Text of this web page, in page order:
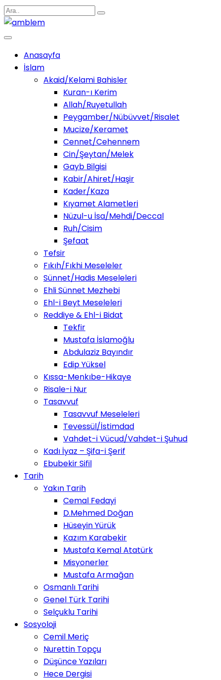
Anasayfa
İslam
Akaid/Kelami Bahisler
Kuran-ı Kerim
Allah/Ruyetullah
Peygamber/Nübüvvet/Risalet
Mucize/Keramet
Cennet/Cehennem
Cin/Şeytan/Melek
Gayb Bilgisi
Kabir/Ahiret/Haşir
Kader/Kaza
Kıyamet Alametleri
Nüzul-u İsa/Mehdi/Deccal
Ruh/Cisim
Şefaat
Tefsir
Fıkıh/Fıkhi Meseleler
Sünnet/Hadis Meseleleri
Ehli Sünnet Mezhebi
Ehl-i Beyt Meseleleri
Reddiye & Ehl-i Bidat
Tekfir
Mustafa İslamoğlu
Abdulaziz Bayındır
Edip Yüksel
Kıssa-Menkıbe-Hikaye
Risale-i Nur
Tasavvuf
Tasavvuf Meseleleri
Tevessül/İstimdad
Vahdet-i Vücud/Vahdet-i Şuhud
Kadı İyaz – Şifa-i Şerif
Ebubekir Sifil
Tarih
Yakın Tarih
Cemal Fedayi
D.Mehmed Doğan
Hüseyin Yürük
Kazım Karabekir
Mustafa Kemal Atatürk
Misyonerler
Mustafa Armağan
Osmanlı Tarihi
Genel Türk Tarihi
Selçuklu Tarihi
Sosyoloji
Cemil Meriç
Nurettin Topçu
Düşünce Yazıları
Hece Dergisi